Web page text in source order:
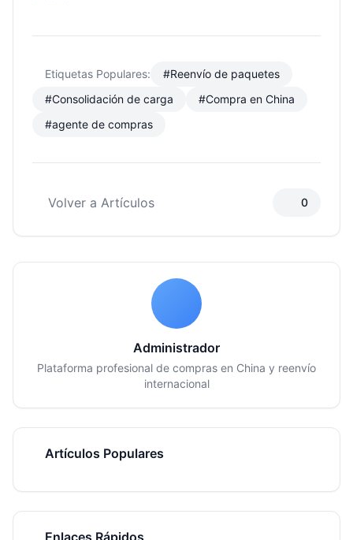
Etiquetas Populares:
#Reenvío de paquetes
#Consolidación de carga
#Compra en China
#agente de compras
Volver a Artículos 0
Administrador
Plataforma profesional de compras en China y reenvío
internacional
Artículos Populares
Enlaces Rápidos